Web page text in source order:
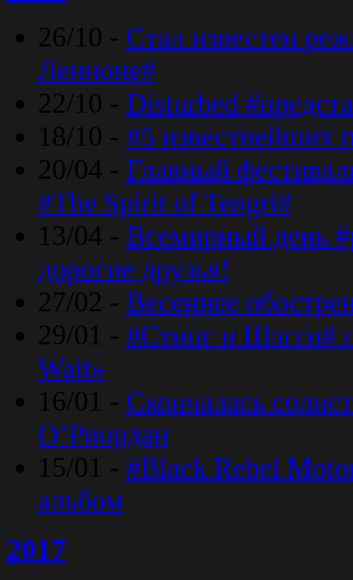
26/10 - Стал известен
Ленноне#
22/10 - Disturbed
18/10 - #5 известнейших
20/04 - Главный
#The Spirit of Tengri#
13/04 - Всемирный день
дорогие друзья!
27/02 - Весеннее
29/01 - #Стинг и Шэгги#
Wait»
16/01 - Скончалась
O’Риордан
15/01 - #Black Rebel
альбом
2017